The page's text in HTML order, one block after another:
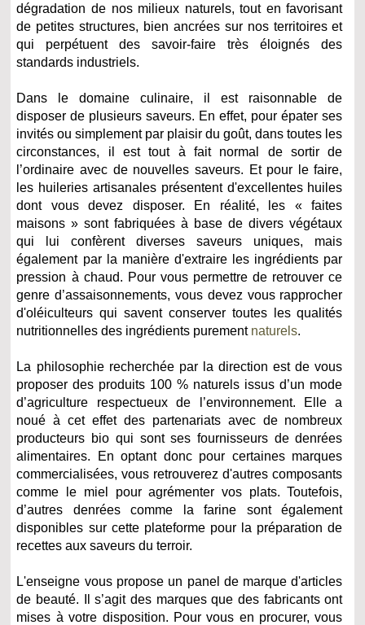
dégradation de nos milieux naturels, tout en favorisant
de petites structures, bien ancrées sur nos territoires et
qui perpétuent des savoir-faire très éloignés des
standards industriels.
Dans le domaine culinaire, il est raisonnable de
disposer de plusieurs saveurs. En effet, pour épater ses
invités ou simplement par plaisir du goût, dans toutes les
circonstances, il est tout à fait normal de sortir de
l’ordinaire avec de nouvelles saveurs. Et pour le faire,
les huileries artisanales présentent d'excellentes huiles
dont vous devez disposer. En réalité, les « faites
maisons » sont fabriquées à base de divers végétaux
qui lui confèrent diverses saveurs uniques, mais
également par la manière d'extraire les ingrédients par
pression à chaud. Pour vous permettre de retrouver ce
genre d’assaisonnements, vous devez vous rapprocher
d'oléiculteurs qui savent conserver toutes les qualités
nutritionnelles des ingrédients purement naturels.
La philosophie recherchée par la direction est de vous
proposer des produits 100 % naturels issus d’un mode
d’agriculture respectueux de l’environnement. Elle a
noué à cet effet des partenariats avec de nombreux
producteurs bio qui sont ses fournisseurs de denrées
alimentaires. En optant donc pour certaines marques
commercialisées, vous retrouverez d'autres composants
comme le miel pour agrémenter vos plats. Toutefois,
d’autres denrées comme la farine sont également
disponibles sur cette plateforme pour la préparation de
recettes aux saveurs du terroir.
L'enseigne vous propose un panel de marque d'articles
de beauté. Il s’agit des marques que des fabricants ont
mises à votre disposition. Pour vous en procurer, vous